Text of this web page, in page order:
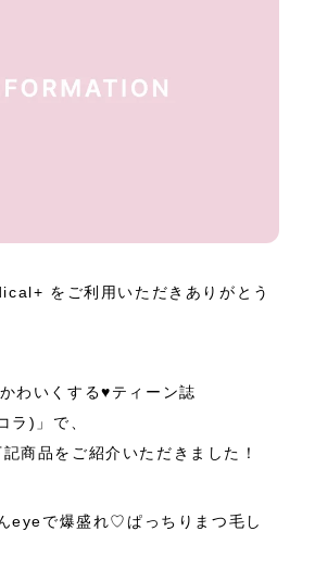
をご利用いただきありがとう
わいくする♥ティーン誌
)」で、
商品をご紹介いただきました！
eyeで爆盛れ♡ぱっちりまつ毛し